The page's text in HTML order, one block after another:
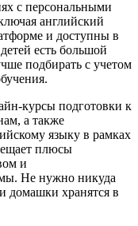
с персональными
английский
и доступны в
есть большой
подбирать с учетом
курсы подготовки к
а также
языку в рамках
плюсы
и
Не нужно никуда
домашки хранятся в